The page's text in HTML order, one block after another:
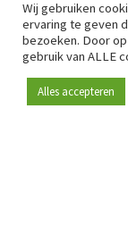
Postadres
Genuastraat 1/41
2000 Antwerp
Wij gebruiken
ervaring te geven
bezoeken. Door
gebruik van ALLE
Alles accepteren